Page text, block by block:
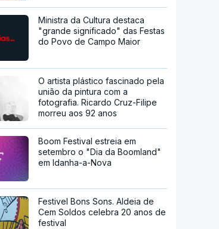
Ministra da Cultura destaca
"grande significado" das Festas
do Povo de Campo Maior
O artista plástico fascinado pela
união da pintura com a
fotografia. Ricardo Cruz-Filipe
morreu aos 92 anos
Boom Festival estreia em
setembro o "Dia da Boomland"
em Idanha-a-Nova
Festivel Bons Sons. Aldeia de
Cem Soldos celebra 20 anos de
festival